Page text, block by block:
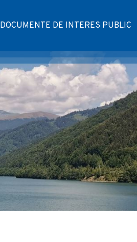
DOCUMENTE DE INTERES PUBLIC